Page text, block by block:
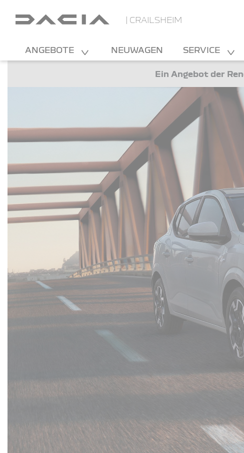
| CRAILSHEIM
ANGEBOTE NEUWAGEN SERVICE
Ein Angebot der